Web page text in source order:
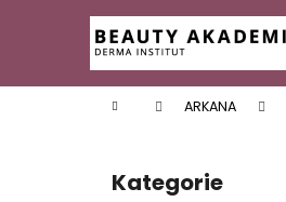
Domů ARKANA
Přeskočit
Kategorie
í
Zpět
do
Zpět
do